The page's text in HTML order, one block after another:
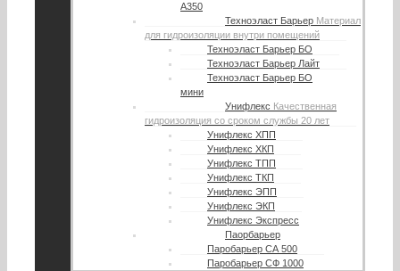
А350
Техноэласт Барьер Материал
для гидроизоляции внутри помещений
Техноэласт Барьер БО
Техноэласт Барьер Лайт
Техноэласт Барьер БО
мини
Унифлекс Качественная
гидроизоляция со сроком службы 20 лет
Унифлекс ХПП
Унифлекс ХКП
Унифлекс ТПП
Унифлекс ТКП
Унифлекс ЭПП
Унифлекс ЭКП
Унифлекс Экспресс
Паорбарьер
Паробарьер СА 500
Паробарьер СФ 1000